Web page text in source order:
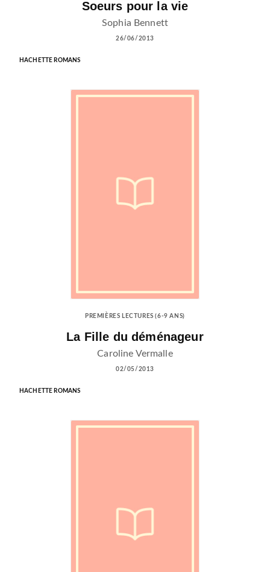
Soeurs pour la vie
Sophia Bennett
26/06/2013
HACHETTE ROMANS
PREMIÈRES LECTURES (6-9 ANS)
La Fille du déménageur
Caroline Vermalle
02/05/2013
HACHETTE ROMANS